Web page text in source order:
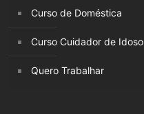
Curso de Doméstica
Curso Cuidador de Idoso
Quero Trabalhar